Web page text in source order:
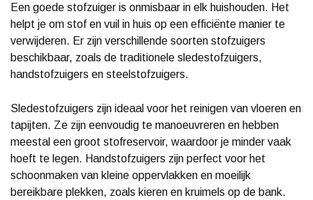
Een goede stofzuiger is onmisbaar in elk huishouden. Het
helpt je om stof en vuil in huis op een efficiënte manier te
verwijderen. Er zijn verschillende soorten stofzuigers
beschikbaar, zoals de traditionele sledestofzuigers,
handstofzuigers en steelstofzuigers.
Sledestofzuigers zijn ideaal voor het reinigen van vloeren en
tapijten. Ze zijn eenvoudig te manoeuvreren en hebben
meestal een groot stofreservoir, waardoor je minder vaak
hoeft te legen. Handstofzuigers zijn perfect voor het
schoonmaken van kleine oppervlakken en moeilijk
bereikbare plekken, zoals kieren en kruimels op de bank.